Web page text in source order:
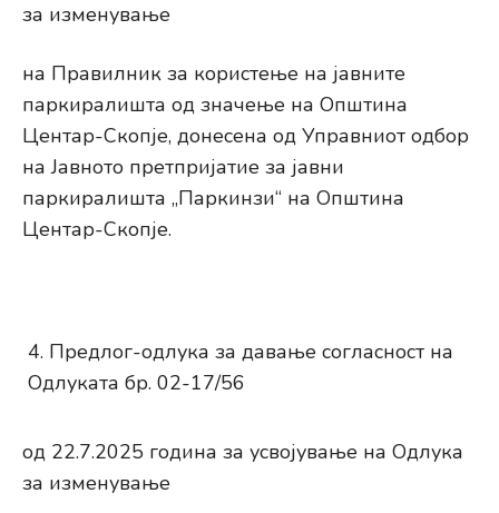
за изменување
на Правилник за користење на јавните
паркиралишта од значење на Општина
Центар-Скопје, донесена од Управниот одбор
на Јавното претпријатие за јавни
паркиралишта „Паркинзи“ на Општина
Центар-Скопје.
Предлог-одлука за давање согласност на
Одлуката бр. 02-17/56
од 22.7.2025 година за усвојување на Одлука
за изменување